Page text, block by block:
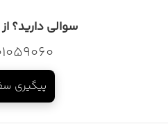
سوالی دارید؟
پیگیری